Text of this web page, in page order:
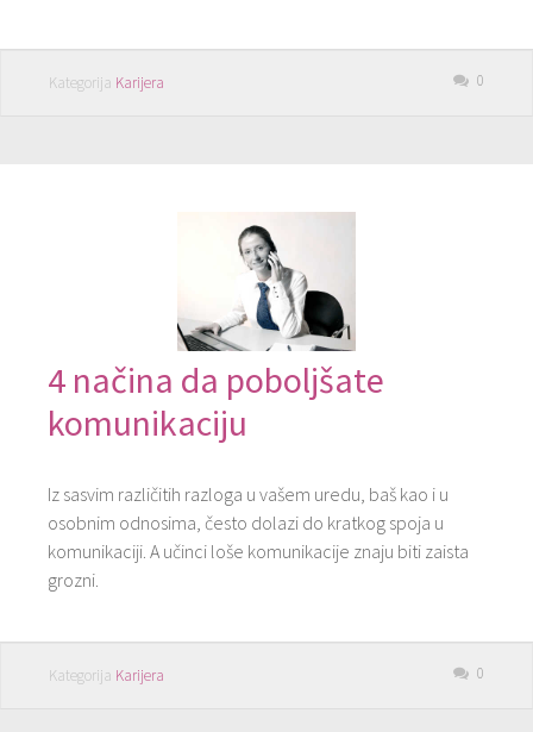
Kategorija Karijera 0
4 načina da poboljšate
komunikaciju
Iz sasvim različitih razloga u vašem uredu, baš kao i u
osobnim odnosima, često dolazi do kratkog spoja u
komunikaciji. A učinci loše komunikacije znaju biti zaista
grozni.
Kategorija Karijera 0